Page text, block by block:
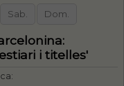
Sab. Dom.
i titelles'